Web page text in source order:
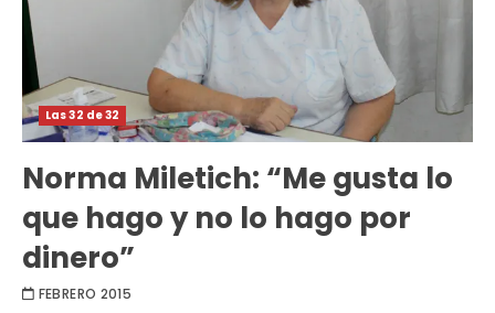
Las 32 de 32
Norma Miletich: “Me gusta lo
que hago y no lo hago por
dinero”
FEBRERO 2015